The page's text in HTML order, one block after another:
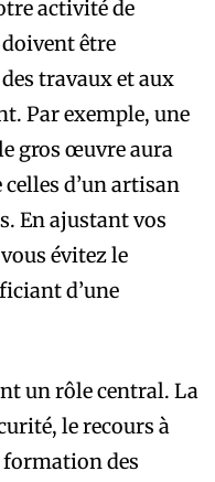
activité de
être
travaux et aux
Par exemple, une
gros œuvre aura
d’un artisan
En ajustant vos
évitez le
d’une
un rôle central. La
le recours à
des